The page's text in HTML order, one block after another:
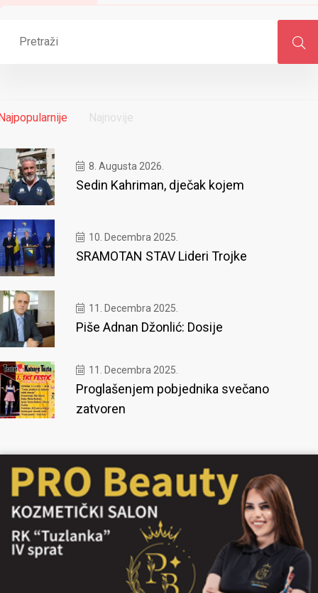
Najnovije
8. Augusta 2026.
Sedin Kahriman, dječak kojem
10. Decembra 2025.
SRAMOTAN STAV Lideri Trojke
11. Decembra 2025.
Piše Adnan Džonlić: Dosije
11. Decembra 2025.
Proglašenjem pobjednika svečano
zatvoren